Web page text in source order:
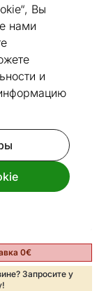
Вы
нами
и
1 2
слайду 3
к слайду 4
2 шт
0€
Запросите у